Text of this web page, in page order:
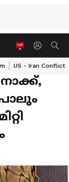
US - Iran Conflict